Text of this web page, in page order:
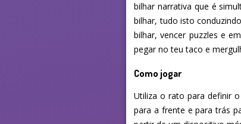
bilhar narrativa que é
bilhar, tudo isto
bilhar, vencer puzzles e
pegar no teu taco e
Como jogar
Utiliza o rato para definir
para a frente e para trás